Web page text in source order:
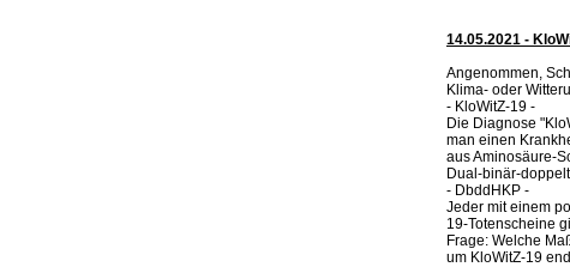
14.05.2021 -
Angenommen,
Klima- oder
- KloWitZ-19 -
Die Diagnose
man einen
aus Aminosäure-
Dual-binär-
- DbddHKP -
Jeder mit einem
19-Totenscheine
Frage: Welche
um KloWitZ-19